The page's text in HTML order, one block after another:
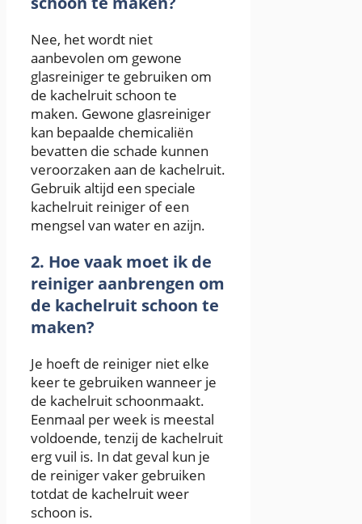
Nee, het wordt niet
aanbevolen om gewone
glasreiniger te gebruiken om
de kachelruit schoon te
maken. Gewone glasreiniger
kan bepaalde chemicaliën
bevatten die schade kunnen
veroorzaken aan de kachelruit.
Gebruik altijd een speciale
kachelruit reiniger of een
mengsel van water en azijn.
2. Hoe vaak moet ik de
reiniger aanbrengen om
de kachelruit schoon te
maken?
Je hoeft de reiniger niet elke
keer te gebruiken wanneer je
de kachelruit schoonmaakt.
Eenmaal per week is meestal
voldoende, tenzij de kachelruit
erg vuil is. In dat geval kun je
de reiniger vaker gebruiken
totdat de kachelruit weer
schoon is.